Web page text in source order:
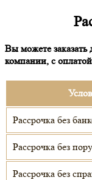
Вы можете
компании, с
Рассрочка без
Рассрочка без
Рассрочка без